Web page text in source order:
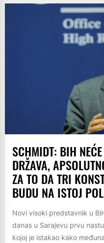
SCHMIDT: BIH
DRŽAVA,
ZA TO DA TRI
BUDU NA ISTOJ
Novi visoki predstavnik u
danas u Sarajevu prvu
kojoj je istakao kako